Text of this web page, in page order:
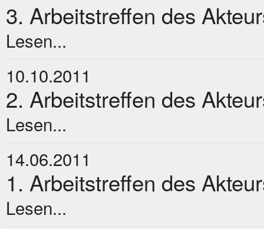
3. Arbeitstreffen des
Lesen...
10.10.2011
2. Arbeitstreffen des
Lesen...
14.06.2011
1. Arbeitstreffen des
Lesen...